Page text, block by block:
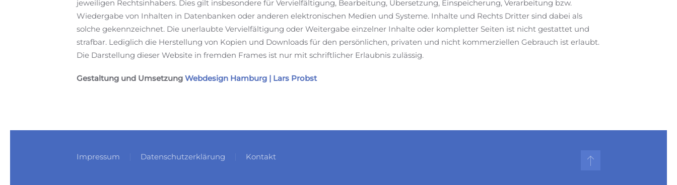
jeweiligen Rechtsinhabers. Dies gilt insbesondere für Vervielfältigung, Bearbeitung, Übersetzung, Einspeicherung, Verarbeitung bzw.
Wiedergabe von Inhalten in Datenbanken oder anderen elektronischen Medien und Systeme. Inhalte und Rechts Dritter sind dabei als
solche gekennzeichnet. Die unerlaubte Vervielfältigung oder Weitergabe einzelner Inhalte oder kompletter Seiten ist nicht gestattet und
strafbar. Lediglich die Herstellung von Kopien und Downloads für den persönlichen, privaten und nicht kommerziellen Gebrauch ist erlaubt.
Die Darstellung dieser Website in fremden Frames ist nur mit schriftlicher Erlaubnis zulässig.
Gestaltung und Umsetzung Webdesign Hamburg | Lars Probst
Impressum Datenschutzerklärung Kontakt